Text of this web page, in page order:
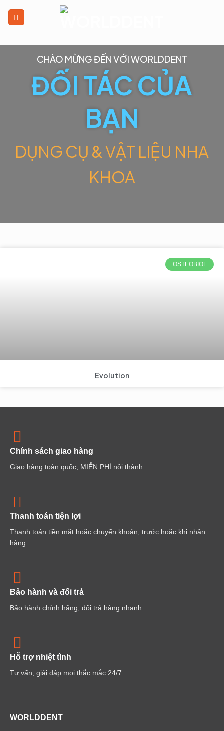
CHÀO MỪNG ĐẾN VỚI WORLDDENT
ĐỐI TÁC CỦA
BẠN
DỤNG CỤ & VẬT LIỆU NHA
KHOA
OSTEOBIOL
Evolution
Chính sách giao hàng
Giao hàng toàn quốc, MIỄN PHÍ nội thành.
Thanh toán tiện lợi
Thanh toán tiền mặt hoặc chuyển khoản, trước hoặc khi nhận
hàng.
Bảo hành và đổi trả
Bảo hành chính hãng, đổi trả hàng nhanh
Hỗ trợ nhiệt tình
Tư vấn, giải đáp mọi thắc mắc 24/7
WORLDDENT